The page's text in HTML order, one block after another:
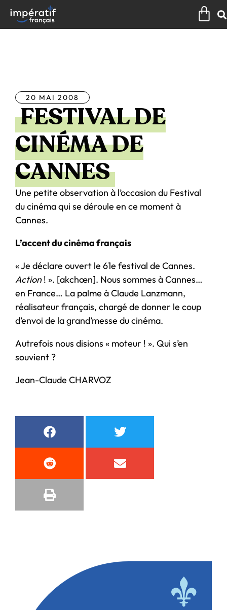
contenu
20 MAI 2008
FESTIVAL DE
CINÉMA DE
CANNES
Une petite observation à l’occasion du Festival
du cinéma qui se déroule en ce moment à
Cannes.
L’accent du cinéma français
« Je déclare ouvert le 61e festival de Cannes.
Action! ». [akchœn]. Nous sommes à Cannes…
en France… La palme à Claude Lanzmann,
réalisateur français, chargé de donner le coup
d’envoi de la grand’messe du cinéma.
Autrefois nous disions « moteur ! ». Qui s’en
souvient ?
Jean-Claude CHARVOZ